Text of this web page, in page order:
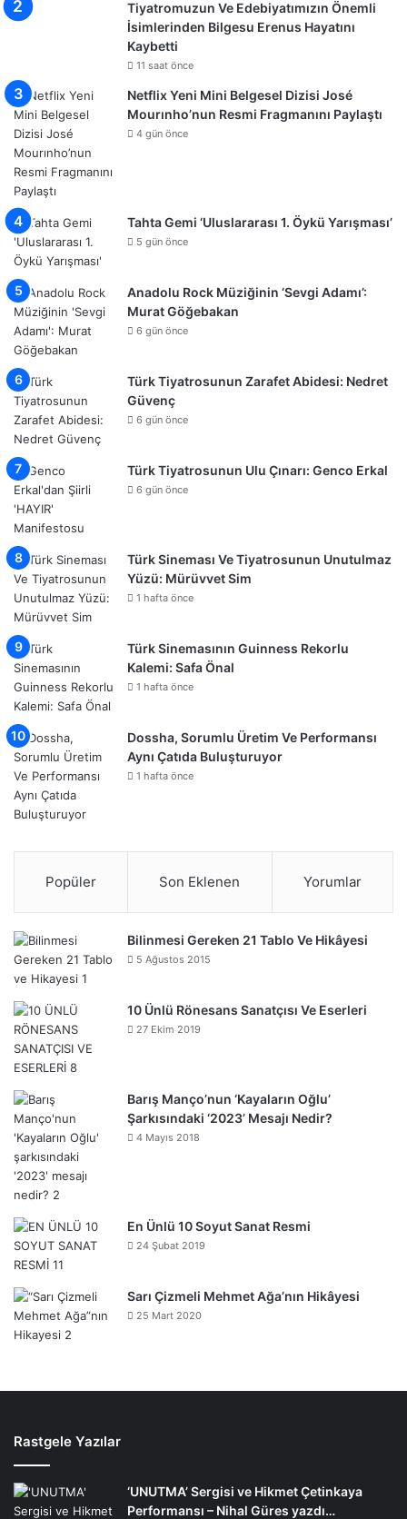
Tiyatromuzun Ve Edebiyatımızın Önemli
İsimlerinden Bilgesu Erenus Hayatını
Kaybetti
11 saat önce
Netflix Yeni Mini Belgesel Dizisi José
Mourınho’nun Resmi Fragmanını Paylaştı
4 gün önce
Tahta Gemi ‘Uluslararası 1. Öykü Yarışması’
5 gün önce
Anadolu Rock Müziğinin ‘Sevgi Adamı’:
Murat Göğebakan
6 gün önce
Türk Tiyatrosunun Zarafet Abidesi: Nedret
Güvenç
6 gün önce
Türk Tiyatrosunun Ulu Çınarı: Genco Erkal
6 gün önce
Türk Sineması Ve Tiyatrosunun Unutulmaz
Yüzü: Mürüvvet Sim
1 hafta önce
Türk Sinemasının Guinness Rekorlu
Kalemi: Safa Önal
1 hafta önce
Dossha, Sorumlu Üretim Ve Performansı
Aynı Çatıda Buluşturuyor
1 hafta önce
Popüler Son Eklenen Yorumlar
Bilinmesi Gereken 21 Tablo Ve Hikâyesi
5 Ağustos 2015
10 Ünlü Rönesans Sanatçısı Ve Eserleri
27 Ekim 2019
Barış Manço’nun ‘Kayaların Oğlu’
Şarkısındaki ‘2023’ Mesajı Nedir?
4 Mayıs 2018
En Ünlü 10 Soyut Sanat Resmi
24 Şubat 2019
Sarı Çizmeli Mehmet Ağa’nın Hikâyesi
25 Mart 2020
Rastgele Yazılar
‘UNUTMA’ Sergisi ve Hikmet Çetinkaya
Performansı – Nihal Güres yazdı…